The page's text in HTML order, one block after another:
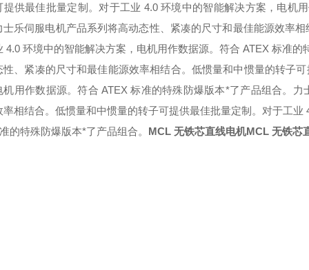
提供最佳批量定制。对于工业 4.0 环境中的智能解决方案，电机
士乐伺服电机产品系列将高动态性、紧凑的尺寸和最佳能源效率
4.0 环境中的智能解决方案，电机用作数据源。符合 ATEX 标准的
性、紧凑的尺寸和最佳能源效率相结合。低惯量和中惯量的转子
机用作数据源。符合 ATEX 标准的特殊防爆版本*了产品组合。 力
率相结合。低惯量和中惯量的转子可提供最佳批量定制。对于工
的特殊防爆版本*了产品组合。 MCL 无铁芯直线电机MCL 无铁芯